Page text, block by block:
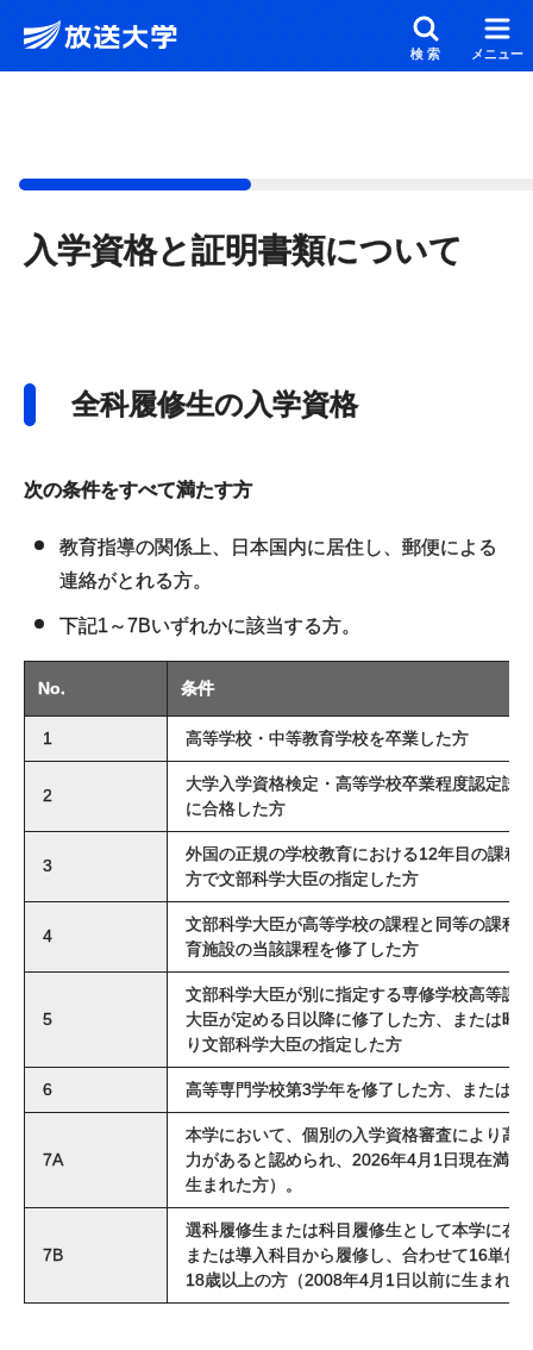
メインコンテンツにスキップ
検索 メニュー
入学資格と証明書類について
全科履修生の入学資格
次の条件をすべて満たす方
教育指導の関係上、日本国内に居住し、郵便による
連絡がとれる方。
下記1～7Bいずれかに該当する方。
No. 条件
1 高等学校・中等教育学校を卒業した方
2
大学入学資格検定・高等学校卒業程度認定試
に合格した方
3
外国の正規の学校教育における12年目の課程
方で文部科学大臣の指定した方
4
文部科学大臣が高等学校の課程と同等の課程
育施設の当該課程を修了した方
5
文部科学大臣が別に指定する専修学校高等課
大臣が定める日以降に修了した方、または昭
り文部科学大臣の指定した方
6 高等専門学校第3学年を修了した方、または
7A
本学において、個別の入学資格審査により高
力があると認められ、2026年4月1日現在満
生まれた方）。
7B
選科履修生または科目履修生として本学に在
または導入科目から履修し、合わせて16単位
18歳以上の方（2008年4月1日以前に生まれた